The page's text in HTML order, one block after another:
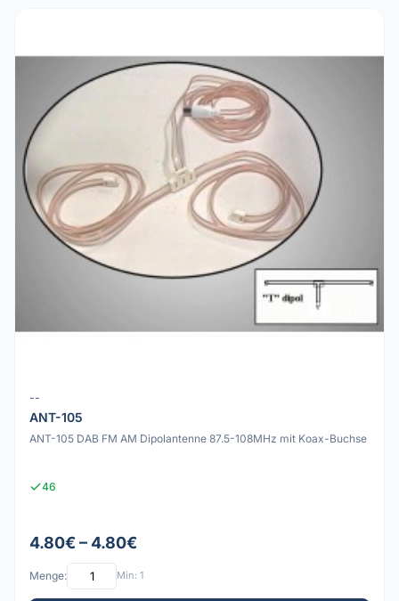
--
ANT-105
ANT-105 DAB FM AM Dipolantenne 87.5-108MHz mit Koax-Buchse
46
4.80€ – 4.80€
Menge: Min: 1